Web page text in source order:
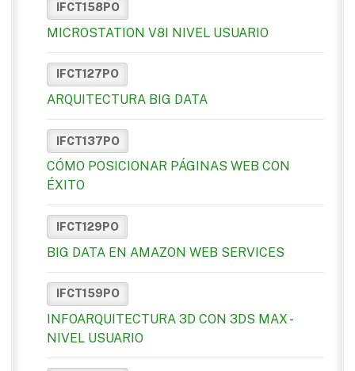
IFCT158PO
MICROSTATION V8I NIVEL USUARIO
IFCT127PO
ARQUITECTURA BIG DATA
IFCT137PO
CÓMO POSICIONAR PÁGINAS WEB CON
ÉXITO
IFCT129PO
BIG DATA EN AMAZON WEB SERVICES
IFCT159PO
INFOARQUITECTURA 3D CON 3DS MAX -
NIVEL USUARIO